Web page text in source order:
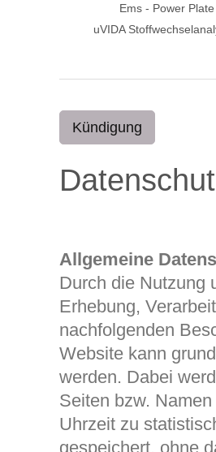
Ems - Power
uVIDA
Kündigung
Allgemeine
Durch die Nutzung
Erhebung,
nachfolgenden
Website kann
werden. Dabei
Seiten bzw.
Uhrzeit zu
gespeichert, ohne